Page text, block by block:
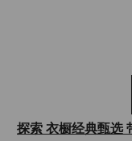
探索 衣橱经典甄选